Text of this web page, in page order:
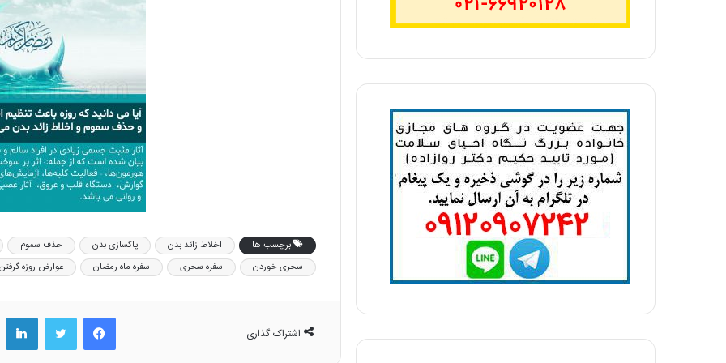
برچسب ها اخلاط زائد بدن پاکسازی بدن حذف سموم
سحری خوردن
سفره سحری سفره ماه رمضان عوارض روزه گرفتن
اشتراک گذاری
فیس بوک